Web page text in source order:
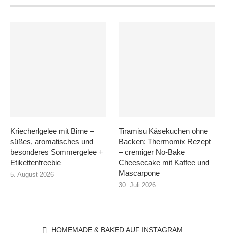
Kriecherlgelee mit Birne –
süßes, aromatisches und
besonderes Sommergelee +
Etikettenfreebie
5. August 2026
Tiramisu Käsekuchen ohne
Backen: Thermomix Rezept
– cremiger No-Bake
Cheesecake mit Kaffee und
Mascarpone
30. Juli 2026
HOMEMADE & BAKED AUF INSTAGRAM